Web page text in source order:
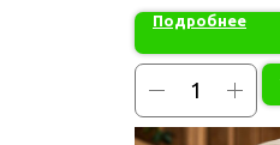
Подробнее